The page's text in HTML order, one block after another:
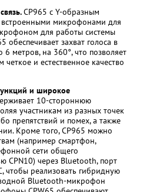
CP965 с Y-образным
микрофонами для
для работы системы
обеспечивает захват голоса в
метров, на 360°, что позволяет
четкое и естественное качество
и широкое
10-стороннюю
участникам из разных точек
препятствий и помех, а также
Кроме того, CP965 можно
(например смартфон,
сети общего
CPN10) через Bluetooth, порт
чтобы реализовать гибридную
Bluetooth-микрофон